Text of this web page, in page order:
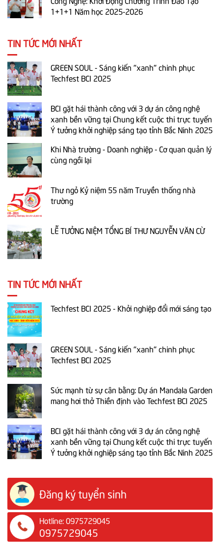
1+1+1 Năm học 2025-2026
TIN TỨC MỚI NHẤT
GREEN SOUL - Sáng kiến "xanh" chinh phục
Techfest BCI 2025
BCI gặt hái thành công với 3 dự án công nghệ
xanh bền vững tại Chung kết cuộc thi trực tuyến
Ý tưởng khởi nghiệp sáng tạo tỉnh Bắc Ninh 2025
Khi Nhà trường - Doanh nghiệp - Cơ quan quản lý
cùng ngồi lại
Thư ngỏ Kỷ niệm 55 năm Truyền thống nhà
trường
LỄ TƯỞNG NIỆM TỔNG BÍ THƯ NGUYỄN VĂN CỪ
TIN TỨC MỚI NHẤT
Techfest BCI 2025 - Khởi nghiệp đổi mới sáng tạo
GREEN SOUL - Sáng kiến "xanh" chinh phục
Techfest BCI 2025
Sức mạnh từ sự cân bằng: Dự án Mandala Garden
mang hơi thở Thiền định vào Techfest BCI 2025
BCI gặt hái thành công với 3 dự án công nghệ
xanh bền vững tại Chung kết cuộc thi trực tuyến
Ý tưởng khởi nghiệp sáng tạo tỉnh Bắc Ninh 2025
Đăng ký tuyển sinh
Hotline: 0975729045
0975729045